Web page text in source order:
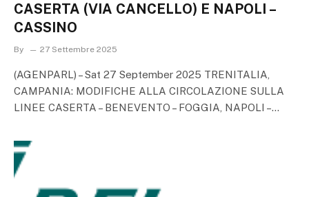
CASERTA (VIA CANCELLO) E NAPOLI –
CASSINO
By 27 Settembre 2025
(AGENPARL) – Sat 27 September 2025 TRENITALIA,
CAMPANIA: MODIFICHE ALLA CIRCOLAZIONE SULLA
LINEE CASERTA – BENEVENTO – FOGGIA, NAPOLI –…